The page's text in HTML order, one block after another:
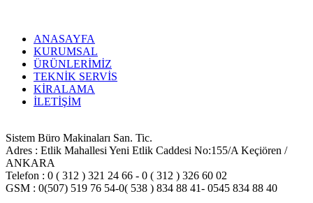
ANASAYFA
KURUMSAL
ÜRÜNLERİMİZ
TEKNİK SERVİS
KİRALAMA
İLETİŞİM
Sistem Büro Makinaları San. Tic.
Adres : Etlik Mahallesi Yeni Etlik Caddesi No:155/A Keçiören /
ANKARA
Telefon : 0 ( 312 ) 321 24 66 - 0 ( 312 ) 326 60 02
GSM : 0(507) 519 76 54-0( 538 ) 834 88 41- 0545 834 88 40